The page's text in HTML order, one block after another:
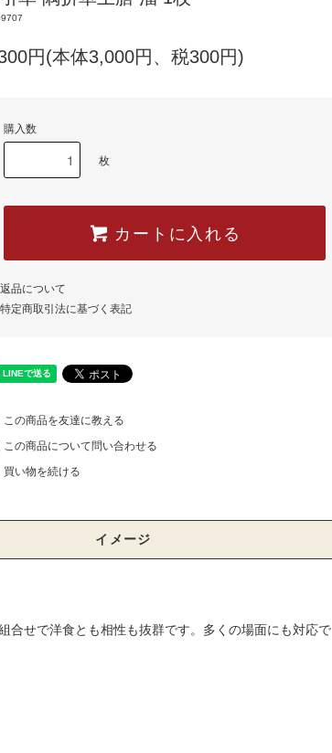
円(本体3,000円、税300円)
購入数
枚
カートに入れる
返品について
特定商取引法に基づく表記
この商品を友達に教える
この商品について問い合わせる
買い物を続ける
イメージ
合せで洋食とも相性も抜群です。多くの場面にも対応で